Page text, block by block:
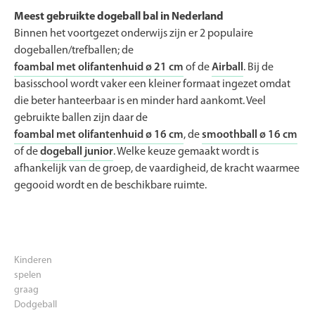
Meest gebruikte dogeball bal in Nederland
Binnen het voortgezet onderwijs zijn er 2 populaire
dogeballen/trefballen; de
foambal met olifantenhuid ø 21 cm of deAirball . Bij de
basisschool wordt vaker een kleiner formaat ingezet omdat
die beter hanteerbaar is en minder hard aankomt. Veel
gebruikte ballen zijn daar de
foambal met olifantenhuid ø 16 cm, desmoothball ø 16 cm
of dedogeball junior. Welke keuze gemaakt wordt is
afhankelijk van de groep, de vaardigheid, de kracht waarmee
gegooid wordt en de beschikbare ruimte.
Kinderen
spelen
graag
Dodgeball